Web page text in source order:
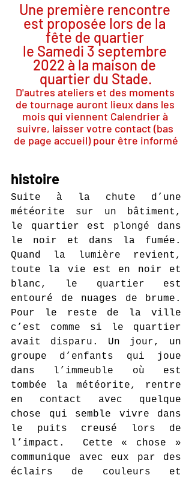
Une première rencontre
est proposée lors de la
fête de quartier
le Samedi 3 septembre
2022 à la maison de
quartier du Stade.
D'autres ateliers et des moments
de tournage auront lieux dans les
mois qui viennent Calendrier à
suivre, laisser votre contact (bas
de page accueil) pour être informé
histoire
Suite à la chute d’une
météorite sur un bâtiment,
le quartier est plongé dans
le noir et dans la fumée.
Quand la lumière revient,
toute la vie est en noir et
blanc, le quartier est
entouré de nuages de brume.
Pour le reste de la ville
c’est comme si le quartier
avait disparu. Un jour, un
groupe d’enfants qui joue
dans l’immeuble où est
tombée la météorite, rentre
en contact avec quelque
chose qui semble vivre dans
le puits creusé lors de
l’impact.  Cette « chose »
communique avec eux par des
éclairs de couleurs et